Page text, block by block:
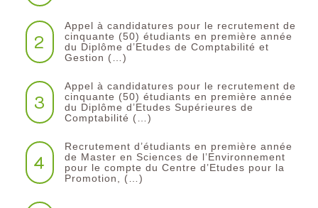
2
Appel à candidatures pour le recrutement de
cinquante (50) étudiants en première année
du Diplôme d’Etudes de Comptabilité et
Gestion (…)
3
Appel à candidatures pour le recrutement de
cinquante (50) étudiants en première année
du Diplôme d’Etudes Supérieures de
Comptabilité (…)
4
Recrutement d’étudiants en première année
de Master en Sciences de l’Environnement
pour le compte du Centre d’Etudes pour la
Promotion, (…)